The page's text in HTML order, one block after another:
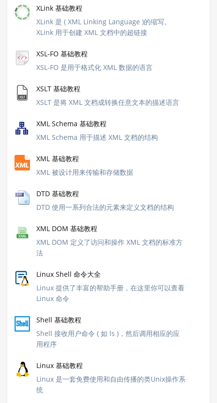
XLink 基础教程
XLink 是 ( XML Linking Language )的缩写。
XLink 用于创建 XML 文档中的超链接
XSL-FO 基础教程
XSL-FO 是用于格式化 XML 数据的语言
XSLT 基础教程
XSLT 是将 XML 文档成转换任意文本的描述语言
XML Schema 基础教程
XML Schema 用于描述 XML 文档的结构
XML 基础教程
XML 被设计用来传输和存储数据
DTD 基础教程
DTD 使用一系列合法的元素来定义文档的结构
XML DOM 基础教程
XML DOM 定义了访问和操作 XML 文档的标准方
法
Linux Shell 命令大全
Linux 提供了丰富的帮助手册，在这里你可以查看
Linux 命令
Shell 基础教程
Shell 接收用户命令 ( 如 ls )，然后调用相应的应
用程序
Linux 基础教程
Linux 是一套免费使用和自由传播的类Unix操作系
统